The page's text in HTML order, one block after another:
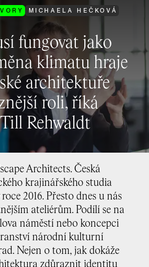
MICHAELA HEČKOVÁ
fungovat jako
klimatu hraje
architektuře
roli, říká
Rehwaldt
Architects. Česká
krajinářského studia
2016. Přesto dnes u nás
ateliérům. Podílí se na
náměstí nebo koncepci
národní kulturní
Nejen o tom, jak dokáže
zdůraznit identitu